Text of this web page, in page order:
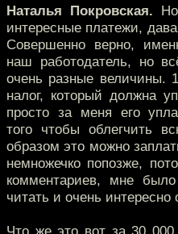
Наталья Покровская.
интересные платежи,
Совершенно верно,
наш работодатель, но
очень разные величины.
налог, который должна
просто за меня его
того чтобы облегчить
образом это можно
немножечко попозже,
комментариев, мне
читать и очень